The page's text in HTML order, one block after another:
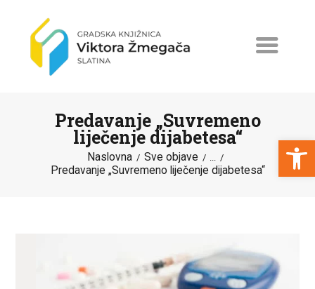
Open toolbar
Predavanje „Suvremeno
liječenje dijabetesa“
Naslovna Sve objave ...
Predavanje „Suvremeno liječenje dijabetesa“
NASLOVNA
PROGRAMI I PROJEKTI
KATALOG